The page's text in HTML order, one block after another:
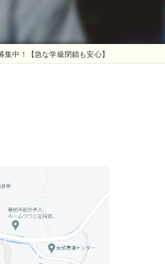
集中！【急な学級閉鎖も安心】